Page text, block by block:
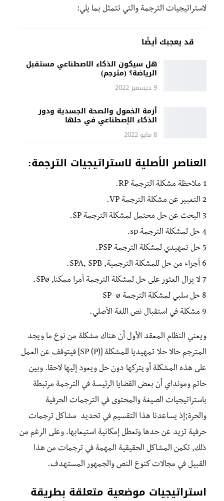
لاستراتيجيات الترجمة والتي تتمثل بما يلي:
قد يعجبك أيضًا
هل سيكون الذكاء الاصطناعي مستقبل
الرياضة؟ (مترجم)
9 ديسمبر 2022
أزمة الخمول والصحة الجسدية ودور
الذكاء الإصطناعي في حلها
8 مايو 2022
العناصر الأصلية لاستراتيجيات الترجمة:
1 ملاحظة مشكلة الترجمة RP.
2 التعبير عن مشكلة الترجمة VP.
3 البحث عن حل محتمل لمشكلة الترجمة SP.
4 حل لمشكلة الترجمة sp.
5 حل تمهيدي لمشكلة الترجمة PSP.
6 أجزاء من حل للمشكلة الترجمية, SPA, SPB.
7 لا يزال العثور على حل لمشكلة الترجمة أمرا ممكنا, SPø.
8 حل سلبي لمشكلة الترجمة SP=ø
9 مشكلة في استقبال نص اللغة الأصلي.
ويعني النظام المعقد الأول أن هناك مشكلة من نوع ما ويجد
المترجم حالا حلا تمهيديا للمشكلة [(P) SP] فيتوقف عن العمل
على هذه المشكلة أو يتركها دون حل ويعود إليها لاحقا. وبين
حاتم ومونداي أن بعض القضايا الرئيسة في الترجمة مرتبطة
باستراتيجيات الصيغة والمحتوى في الترجمات الحرفية
والحرة;إذ يساعدنا هذا التقسيم في تحديد مشاكل ترجمات
حرفية تزيد عن حدها وتعطل إمكانية استيعابها. وعلى الرغم من
ذلك, تكمن المشاكل الحقيقية المهمة في ترجمات من هذا
القبيل في مجالات كنوع النص والجمهور المستهدف.
استراتيجيات موضعية متعلقة بطريقة